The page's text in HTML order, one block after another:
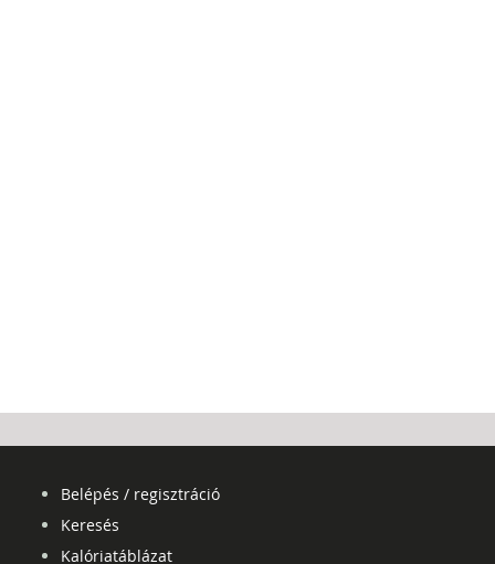
Belépés / regisztráció
Keresés
Kalóriatáblázat